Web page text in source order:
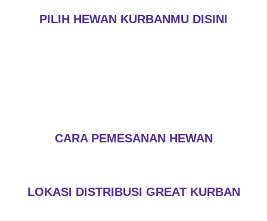
PILIH HEWAN KURBANMU DISINI
CARA PEMESANAN HEWAN
LOKASI DISTRIBUSI GREAT KURBAN